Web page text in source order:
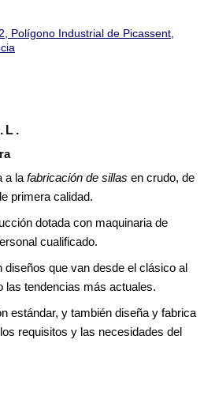
Polígono Industrial de Picassent,
a la fabricación de sillas en crudo, de
primera calidad.
dotada con maquinaria de
cualificado.
diseños que van desde el clásico al
las tendencias más actuales.
estándar, y también diseña y fabrica
requisitos y las necesidades del